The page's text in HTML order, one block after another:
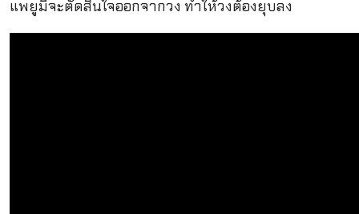
แพยูมีจะตัดสินใจออกจากวง ทำให้วงต้องยุบลง